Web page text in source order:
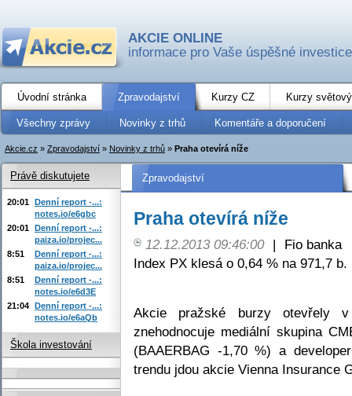
AKCIE ONLINE
informace pro Vaše úspěšné investice
Úvodní stránka Zpravodajství Kurzy CZ Kurzy
Všechny zprávy Novinky z trhů Komentáře a doporučení
Akcie.cz » Zpravodajství » Novinky z trhů » Praha otevírá níže
Zpravodajství
Praha otevírá níže
12.12.2013 09:46:00 |
Fio banka
Index PX klesá o 0,64 % na 971,7 b.
Akcie pražské burzy otevřely
znehodnocuje mediální skupina
(BAAERBAG -1,70 %) a
trendu jdou akcie Vienna Insurance
Právě diskutujete
20:01 Denní report -...:
notes.io/e6gbc
20:01 Denní report -...:
paiza.io/projec...
8:51
Denní report -...:
paiza.io/projec...
8:51
Denní report -...:
notes.io/e6d3E
21:04 Denní report -...:
notes.io/e6aQb
Škola investování